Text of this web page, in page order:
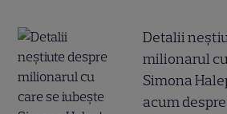
Detalii
milionarul
Simona
acum